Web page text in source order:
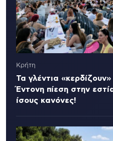
Κρήτη
Τα γλέντια
Έντονη πίεση στην
ίσους κανόνες!